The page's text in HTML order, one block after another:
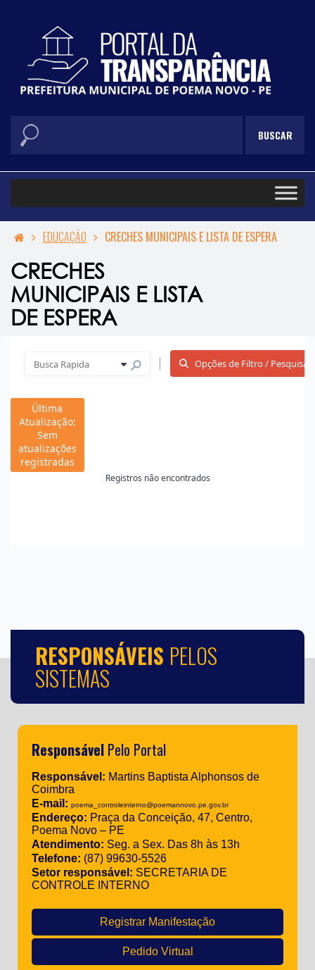
EDUCAÇÃO CRECHES MUNICIPAIS E LISTA DE ESPERA
CRECHES
MUNICIPAIS E LISTA
DE ESPERA
RESPONSÁVEIS PELOS
SISTEMAS
Responsável Pelo Portal
Responsável: Martins Baptista Alphonsos de
Coimbra
E-mail: poema_controleinterno@poemannovo.pe.gov.br
Endereço: Praça da Conceição, 47, Centro,
Poema Novo – PE
Atendimento: Seg. a Sex. Das 8h às 13h
Telefone: (87) 99630-5526
Setor responsável: SECRETARIA DE
CONTROLE INTERNO
Registrar Manifestação
Pedido Virtual